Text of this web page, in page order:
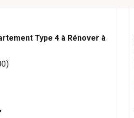
Type 4 à Rénover à